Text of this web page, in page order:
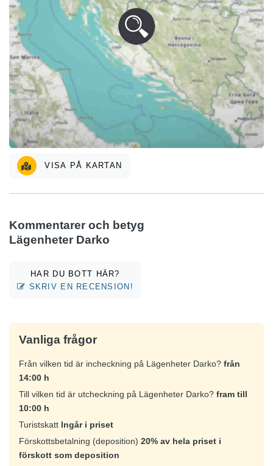
VISA PÅ KARTAN
Kommentarer och betyg
Lägenheter Darko
HAR DU BOTT HÄR?
SKRIV EN RECENSION!
Vanliga frågor
Från vilken tid är incheckning på Lägenheter Darko? från
14:00 h
Till vilken tid är utcheckning på Lägenheter Darko? fram till
10:00 h
Turistskatt Ingår i priset
Förskottsbetalning (deposition) 20% av hela priset i
förskott som deposition